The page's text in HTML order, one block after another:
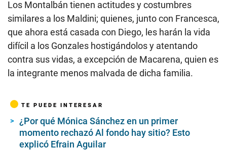
Los Montalbán tienen actitudes y costumbres
similares a los Maldini; quienes, junto con Francesca,
que ahora está casada con Diego, les harán la vida
difícil a los Gonzales hostigándolos y atentando
contra sus vidas, a excepción de Macarena, quien es
la integrante menos malvada de dicha familia.
TE PUEDE INTERESAR
¿Por qué Mónica Sánchez en un primer
momento rechazó Al fondo hay sitio? Esto
explicó Efrain Aguilar